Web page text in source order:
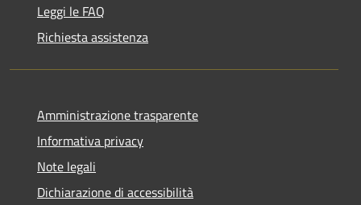
Leggi le FAQ
Richiesta assistenza
Amministrazione trasparente
Informativa privacy
Note legali
Dichiarazione di accessibilità